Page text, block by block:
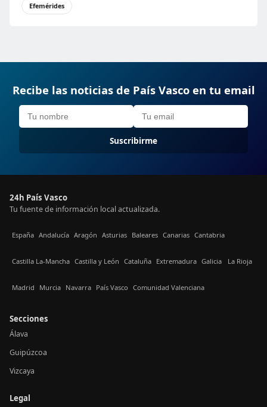
Efemérides
Recibe las noticias de País Vasco en tu email
Suscribirme
24h País Vasco
Tu fuente de información local actualizada.
España Andalucía Aragón Asturias Baleares Canarias Cantabria
Castilla La-Mancha Castilla y León Cataluña Extremadura Galicia La Rioja
Madrid Murcia Navarra País Vasco Comunidad Valenciana
Secciones
Álava
Guipúzcoa
Vizcaya
Legal